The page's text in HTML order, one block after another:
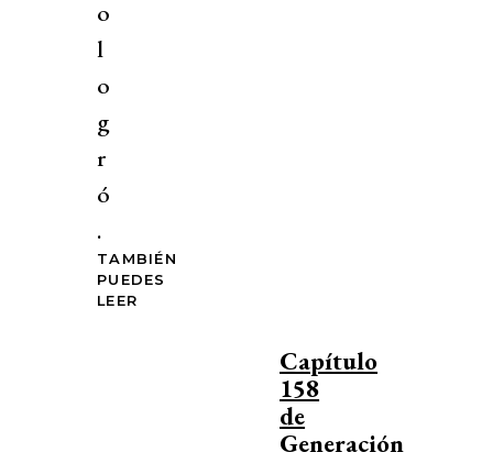
o
l
o
g
r
ó
.
TAMBIÉN
PUEDES
LEER
Capítulo
158
de
Generación